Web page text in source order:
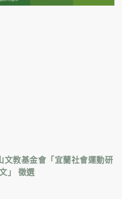
文教基金會「宜蘭社會運動研
」 徵選